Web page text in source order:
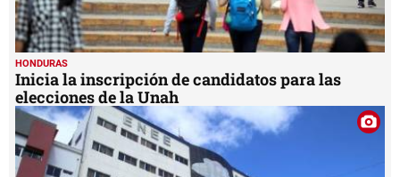
HONDURAS
Inicia la inscripción de candidatos para las
elecciones de la Unah